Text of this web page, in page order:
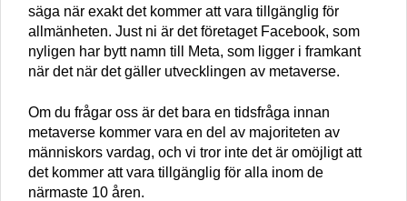
säga när exakt det kommer att vara tillgänglig för
allmänheten. Just ni är det företaget Facebook, som
nyligen har bytt namn till Meta, som ligger i framkant
när det när det gäller utvecklingen av metaverse.
Om du frågar oss är det bara en tidsfråga innan
metaverse kommer vara en del av majoriteten av
människors vardag, och vi tror inte det är omöjligt att
det kommer att vara tillgänglig för alla inom de
närmaste 10 åren.